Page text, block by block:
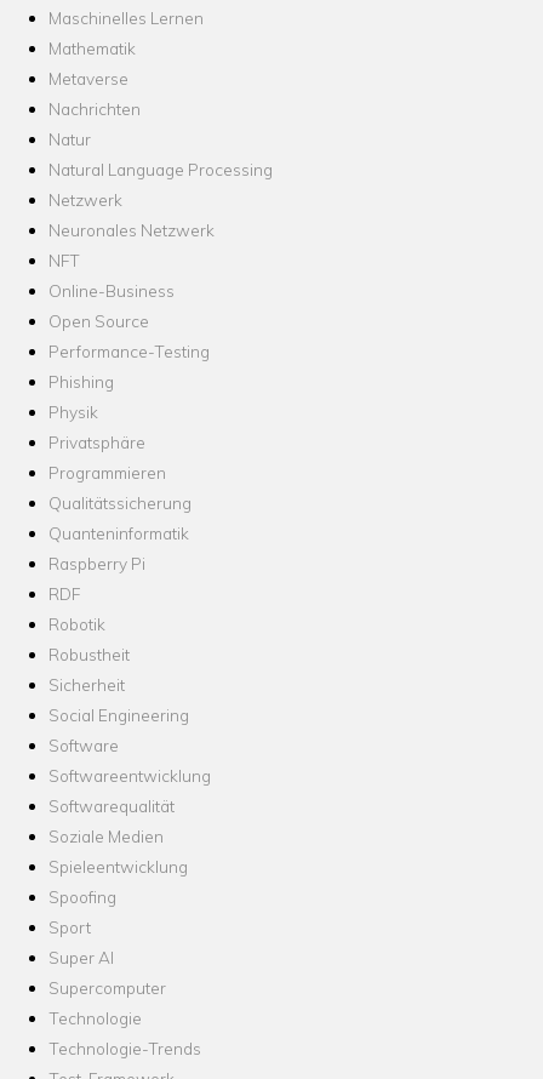
Maschinelles Lernen
Mathematik
Metaverse
Nachrichten
Natur
Natural Language Processing
Netzwerk
Neuronales Netzwerk
NFT
Online-Business
Open Source
Performance-Testing
Phishing
Physik
Privatsphäre
Programmieren
Qualitätssicherung
Quanteninformatik
Raspberry Pi
RDF
Robotik
Robustheit
Sicherheit
Social Engineering
Software
Softwareentwicklung
Softwarequalität
Soziale Medien
Spieleentwicklung
Spoofing
Sport
Super AI
Supercomputer
Technologie
Technologie-Trends